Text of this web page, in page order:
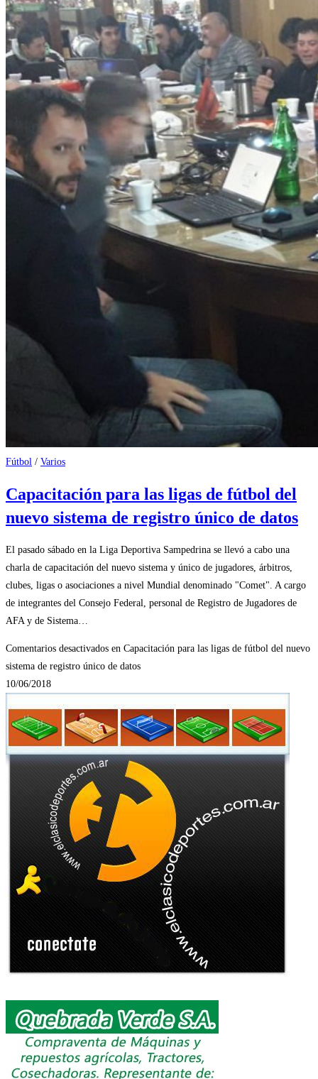
Fútbol / Varios
Capacitación para las ligas de fútbol del
nuevo sistema de registro único de datos
El pasado sábado en la Liga Deportiva Sampedrina se llevó a cabo una
charla de capacitación del nuevo sistema y único de jugadores, árbitros,
clubes, ligas o asociaciones a nivel Mundial denominado "Comet". A cargo
de integrantes del Consejo Federal, personal de Registro de Jugadores de
AFA y de Sistema…
Comentarios desactivados en Capacitación para las ligas de fútbol del nuevo
sistema de registro único de datos
10/06/2018